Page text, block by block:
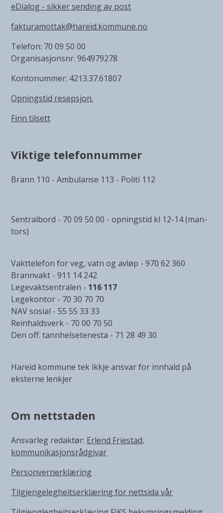
eDialog - sikker sending av post
fakturamottak@hareid.kommune.no
Telefon: 70 09 50 00
Organisasjonsnr. 964979278
Kontonummer: 4213.37.61807
Opningstid resepsjon.
Finn tilsett
Viktige telefonnummer
Brann 110 - Ambulanse 113 - Politi 112
Sentralbord - 70 09 50 00 - opningstid kl 12-14 (man-
tors)
Vakttelefon for veg, vatn og avløp - 970 62 360
Brannvakt - 911 14 242
Legevaktsentralen - 116 117
Legekontor - 70 30 70 70
NAV sosial - 55 55 33 33
Reinhaldsverk - 70 00 70 50
Den off. tannhelsetenesta - 71 28 49 30
Hareid kommune tek ikkje ansvar for innhald på
eksterne lenkjer
Om nettstaden
Ansvarleg redaktør: Erlend Friestad,
kommunikasjonsrådgivar
Personvernerklæring
Tilgjengelegheitserklæring for nettsida vår